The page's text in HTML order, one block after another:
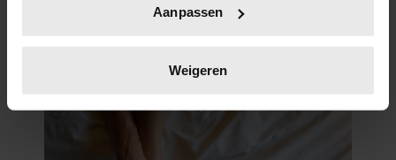
scannen op specifieke eigenschappen (fingerprinting)
verwerkt en stel uw voorkeuren in het
intrekken in de Cookieverklaring.
We gebruiken cookies om content en advertenties te
Aanpassen
Weigeren